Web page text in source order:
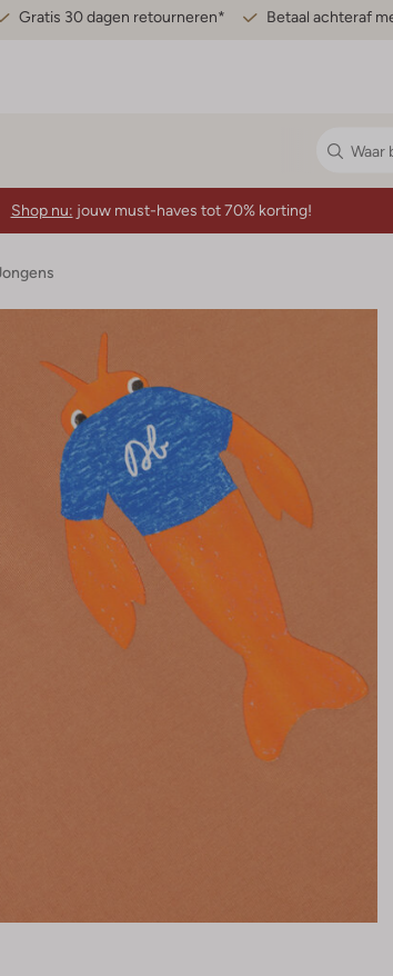
Gratis 30 dagen retourneren* Betaal achteraf
Shop nu: jouw must-haves tot 70% korting!